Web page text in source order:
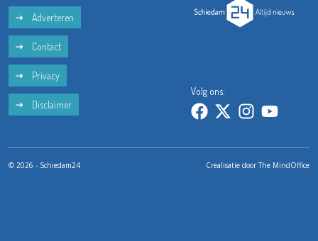
Adverteren
Contact
Privacy
Disclaimer
Volg ons:
© 2026 - Schiedam24 Crealisatie doorThe MindOffice